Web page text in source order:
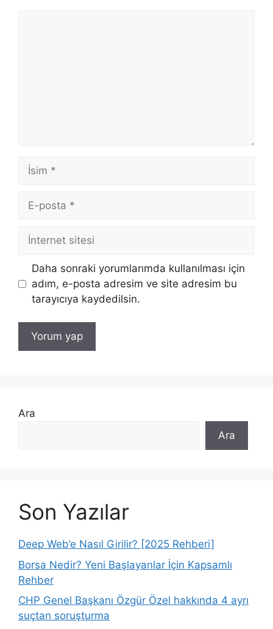
İsim
posta
İnternet
sitesi
Daha sonraki yorumlarımda kullanılması için
adım, e-posta adresim ve site adresim bu
tarayıcıya kaydedilsin.
Ara
Ara
Son Yazılar
Deep Web’e Nasıl Girilir? [2025 Rehberi]
Borsa Nedir? Yeni Başlayanlar İçin Kapsamlı
Rehber
CHP Genel Başkanı Özgür Özel hakkında 4 ayrı
suçtan soruşturma